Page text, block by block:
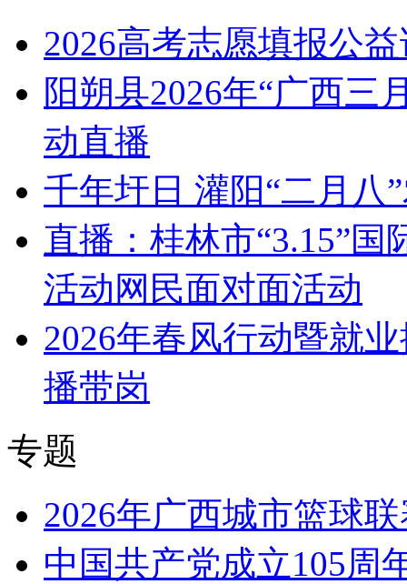
2026高考志愿填报公
阳朔县2026年“广西三
动直播
千年圩日 灌阳“二月八
直播：桂林市“3.15”
活动网民面对面活动
2026年春风行动暨就
播带岗
专题
2026年广西城市篮球
中国共产党成立105周